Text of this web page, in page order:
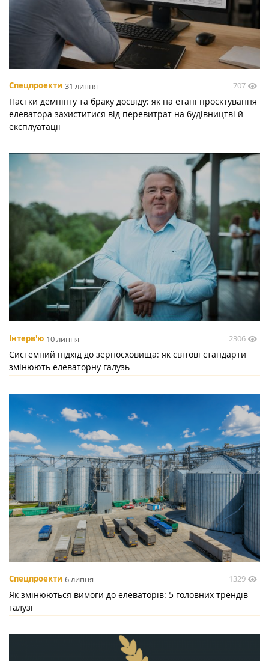
Спецпроекти 31 липня 707
Пастки демпінгу та браку досвіду: як на етапі проєктування
елеватора захиститися від перевитрат на будівництві й
експлуатації
Інтерв'ю 10 липня 2306
Системний підхід до зерносховища: як світові стандарти
змінюють елеваторну галузь
Спецпроекти 6 липня 1329
Як змінюються вимоги до елеваторів: 5 головних трендів
галузі